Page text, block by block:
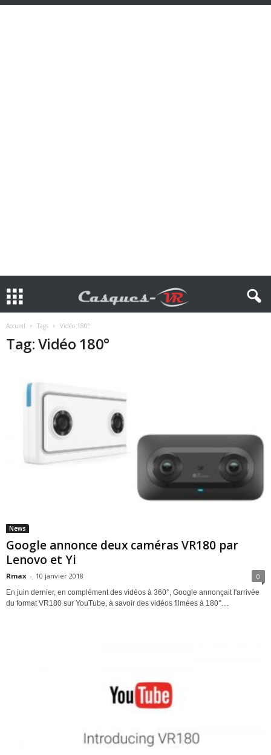
Accueil Tags Vidéo 180°
Tag: Vidéo 180°
News
Google annonce deux caméras VR180 par
Lenovo et Yi
Rmax - 10 janvier 2018 0
En juin dernier, en complément des vidéos à 360°, Google annonçait l'arrivée
du format VR180 sur YouTube, à savoir des vidéos filmées à 180°....